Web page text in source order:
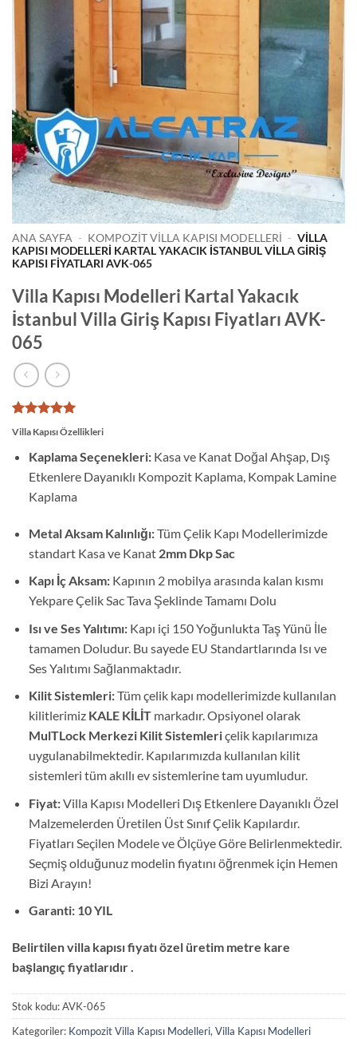
ANA SAYFA - KOMPOZIT VILLA KAPISI MODELLERI - VILLA
KAPISI MODELLERI KARTAL YAKACIK İSTANBUL VILLA GIRIŞ
KAPISI FIYATLARI AVK-065
Villa Kapısı Modelleri Kartal Yakacık
İstanbul Villa Giriş Kapısı Fiyatları AVK-
065
1
müşteri
puanına
dayanarak
5 üzerinden
puan aldı
Villa Kapısı Özellikleri
Kaplama Seçenekleri: Kasa ve Kanat Doğal Ahşap, Dış
Etkenlere Dayanıklı Kompozit Kaplama, Kompak Lamine
Kaplama
Metal Aksam Kalınlığı:Tüm Çelik Kapı Modellerimizde
standart Kasa ve Kanat 2mm Dkp Sac
Kapı İç Aksam:Kapının 2 mobilya arasında kalan kısmı
Yekpare Çelik Sac Tava Şeklinde Tamamı Dolu
Isı ve Ses Yalıtımı:Kapı içi 150 Yoğunlukta Taş Yünü İle
tamamen Doludur. Bu sayede EU Standartlarında Isı ve
Ses Yalıtımı Sağlanmaktadır.
Kilit Sistemleri:Tüm çelik kapı modellerimizde kullanılan
kilitlerimiz KALE KİLİT markadır. Opsiyonel olarak
MulTLock Merkezi Kilit Sistemleriçelik kapılarımıza
uygulanabilmektedir. Kapılarımızda kullanılan kilit
sistemleri tüm akıllı ev sistemlerine tam uyumludur.
Fiyat:Villa Kapısı Modelleri Dış Etkenlere Dayanıklı Özel
Malzemelerden Üretilen Üst Sınıf Çelik Kapılardır.
Fiyatları Seçilen Modele ve Ölçüye Göre Belirlenmektedir.
Seçmiş olduğunuz modelin fiyatını öğrenmek için Hemen
Bizi Arayın!
Garanti: 10 YIL
Belirtilen villa kapısı fiyatı özel üretim metre kare
başlangıç fiyatlarıdır .
Stok kodu:AVK-065
Kategoriler: Kompozit Villa Kapısı Modelleri, Villa Kapısı Modelleri